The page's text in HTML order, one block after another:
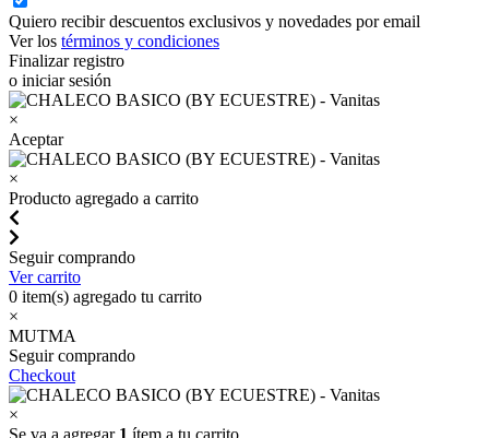
Quiero recibir descuentos exclusivos y novedades por email
Ver los términos y condiciones
Finalizar registro
o iniciar sesión
×
Aceptar
×
Producto agregado a carrito
Seguir comprando
Ver carrito
0 item(s) agregado tu carrito
×
MUTMA
Seguir comprando
Checkout
×
Se va a agregar 1 ítem a tu carrito